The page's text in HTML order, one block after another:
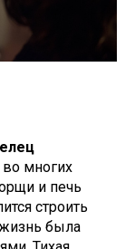
во многих
и печь
строить
была